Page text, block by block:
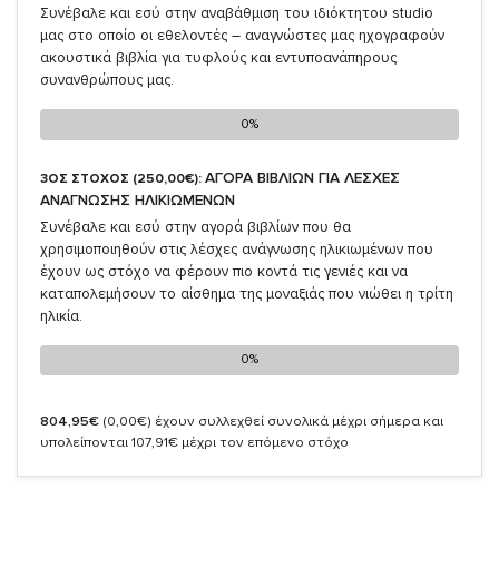
Συνέβαλε και εσύ στην αναβάθμιση του ιδιόκτητου studio
μας στο οποίο οι εθελοντές – αναγνώστες μας ηχογραφούν
ακουστικά βιβλία για τυφλούς και εντυποανάπηρους
συνανθρώπους μας.
0%
0%
3ΟΣ ΣΤΟΧΟΣ (250,00€): ΑΓΟΡΑ ΒΙΒΛΙΩΝ ΓΙΑ ΛΕΣΧΕΣ
ΑΝΑΓΝΩΣΗΣ ΗΛΙΚΙΩΜΕΝΩΝ
Συνέβαλε και εσύ στην αγορά βιβλίων που θα
χρησιμοποιηθούν στις λέσχες ανάγνωσης ηλικιωμένων που
έχουν ως στόχο να φέρουν πιο κοντά τις γενιές και να
καταπολεμήσουν το αίσθημα της μοναξιάς που νιώθει η τρίτη
ηλικία.
0%
0%
804,95€ (0,00€) έχουν συλλεχθεί συνολικά μέχρι σήμερα και
υπολείπονται 107,91€ μέχρι τον επόμενο στόχο